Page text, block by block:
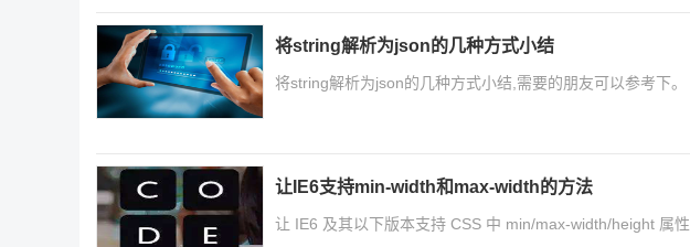
将string解析为json的几种方式小结
将string解析为json的几种方式小结,需要的朋友可以参考下。
让IE6支持min-width和max-width的方法
让 IE6 及其以下版本支持 CSS 中 min/max-width/height 属性